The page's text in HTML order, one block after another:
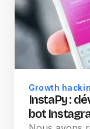
Growth
InstaPy :
bot